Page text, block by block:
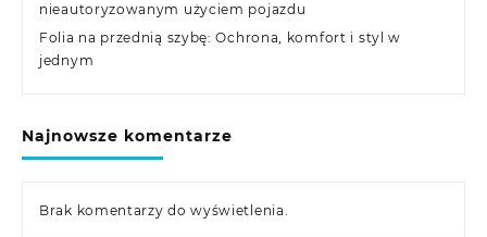
nieautoryzowanym użyciem pojazdu
Folia na przednią szybę: Ochrona, komfort i styl w
jednym
Najnowsze komentarze
Brak komentarzy do wyświetlenia.